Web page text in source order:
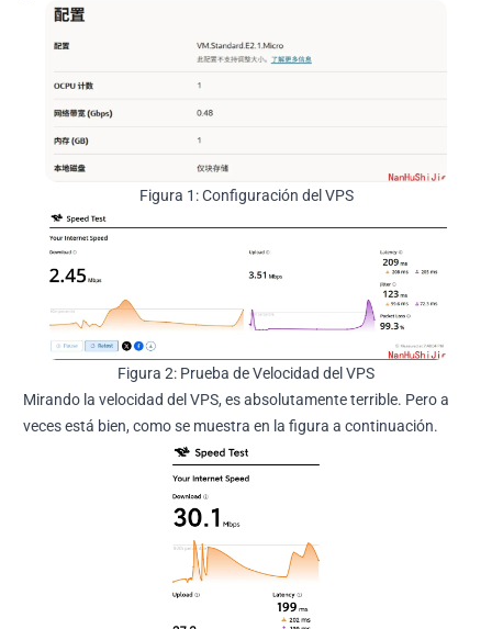
Figura 1: Configuración del VPS
Figura 2: Prueba de Velocidad del VPS
Mirando la velocidad del VPS, es absolutamente terrible. Pero a
veces está bien, como se muestra en la figura a continuación.